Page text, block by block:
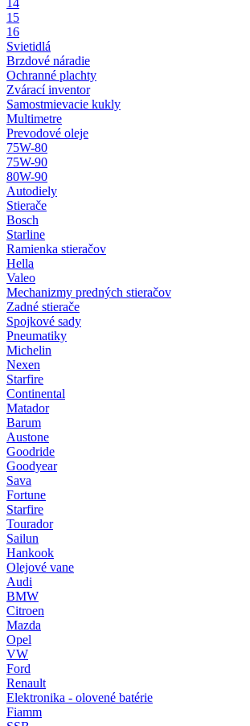
14
15
16
Svietidlá
Brzdové náradie
Ochranné plachty
Zvárací inventor
Samostmievacie kukly
Multimetre
Prevodové oleje
75W-80
75W-90
80W-90
Autodiely
Stierače
Bosch
Starline
Ramienka stieračov
Hella
Valeo
Mechanizmy predných stieračov
Zadné stierače
Spojkové sady
Pneumatiky
Michelin
Nexen
Starfire
Continental
Matador
Barum
Austone
Goodride
Goodyear
Sava
Fortune
Starfire
Tourador
Sailun
Hankook
Olejové vane
Audi
BMW
Citroen
Mazda
Opel
VW
Ford
Renault
Elektronika - olovené batérie
Fiamm